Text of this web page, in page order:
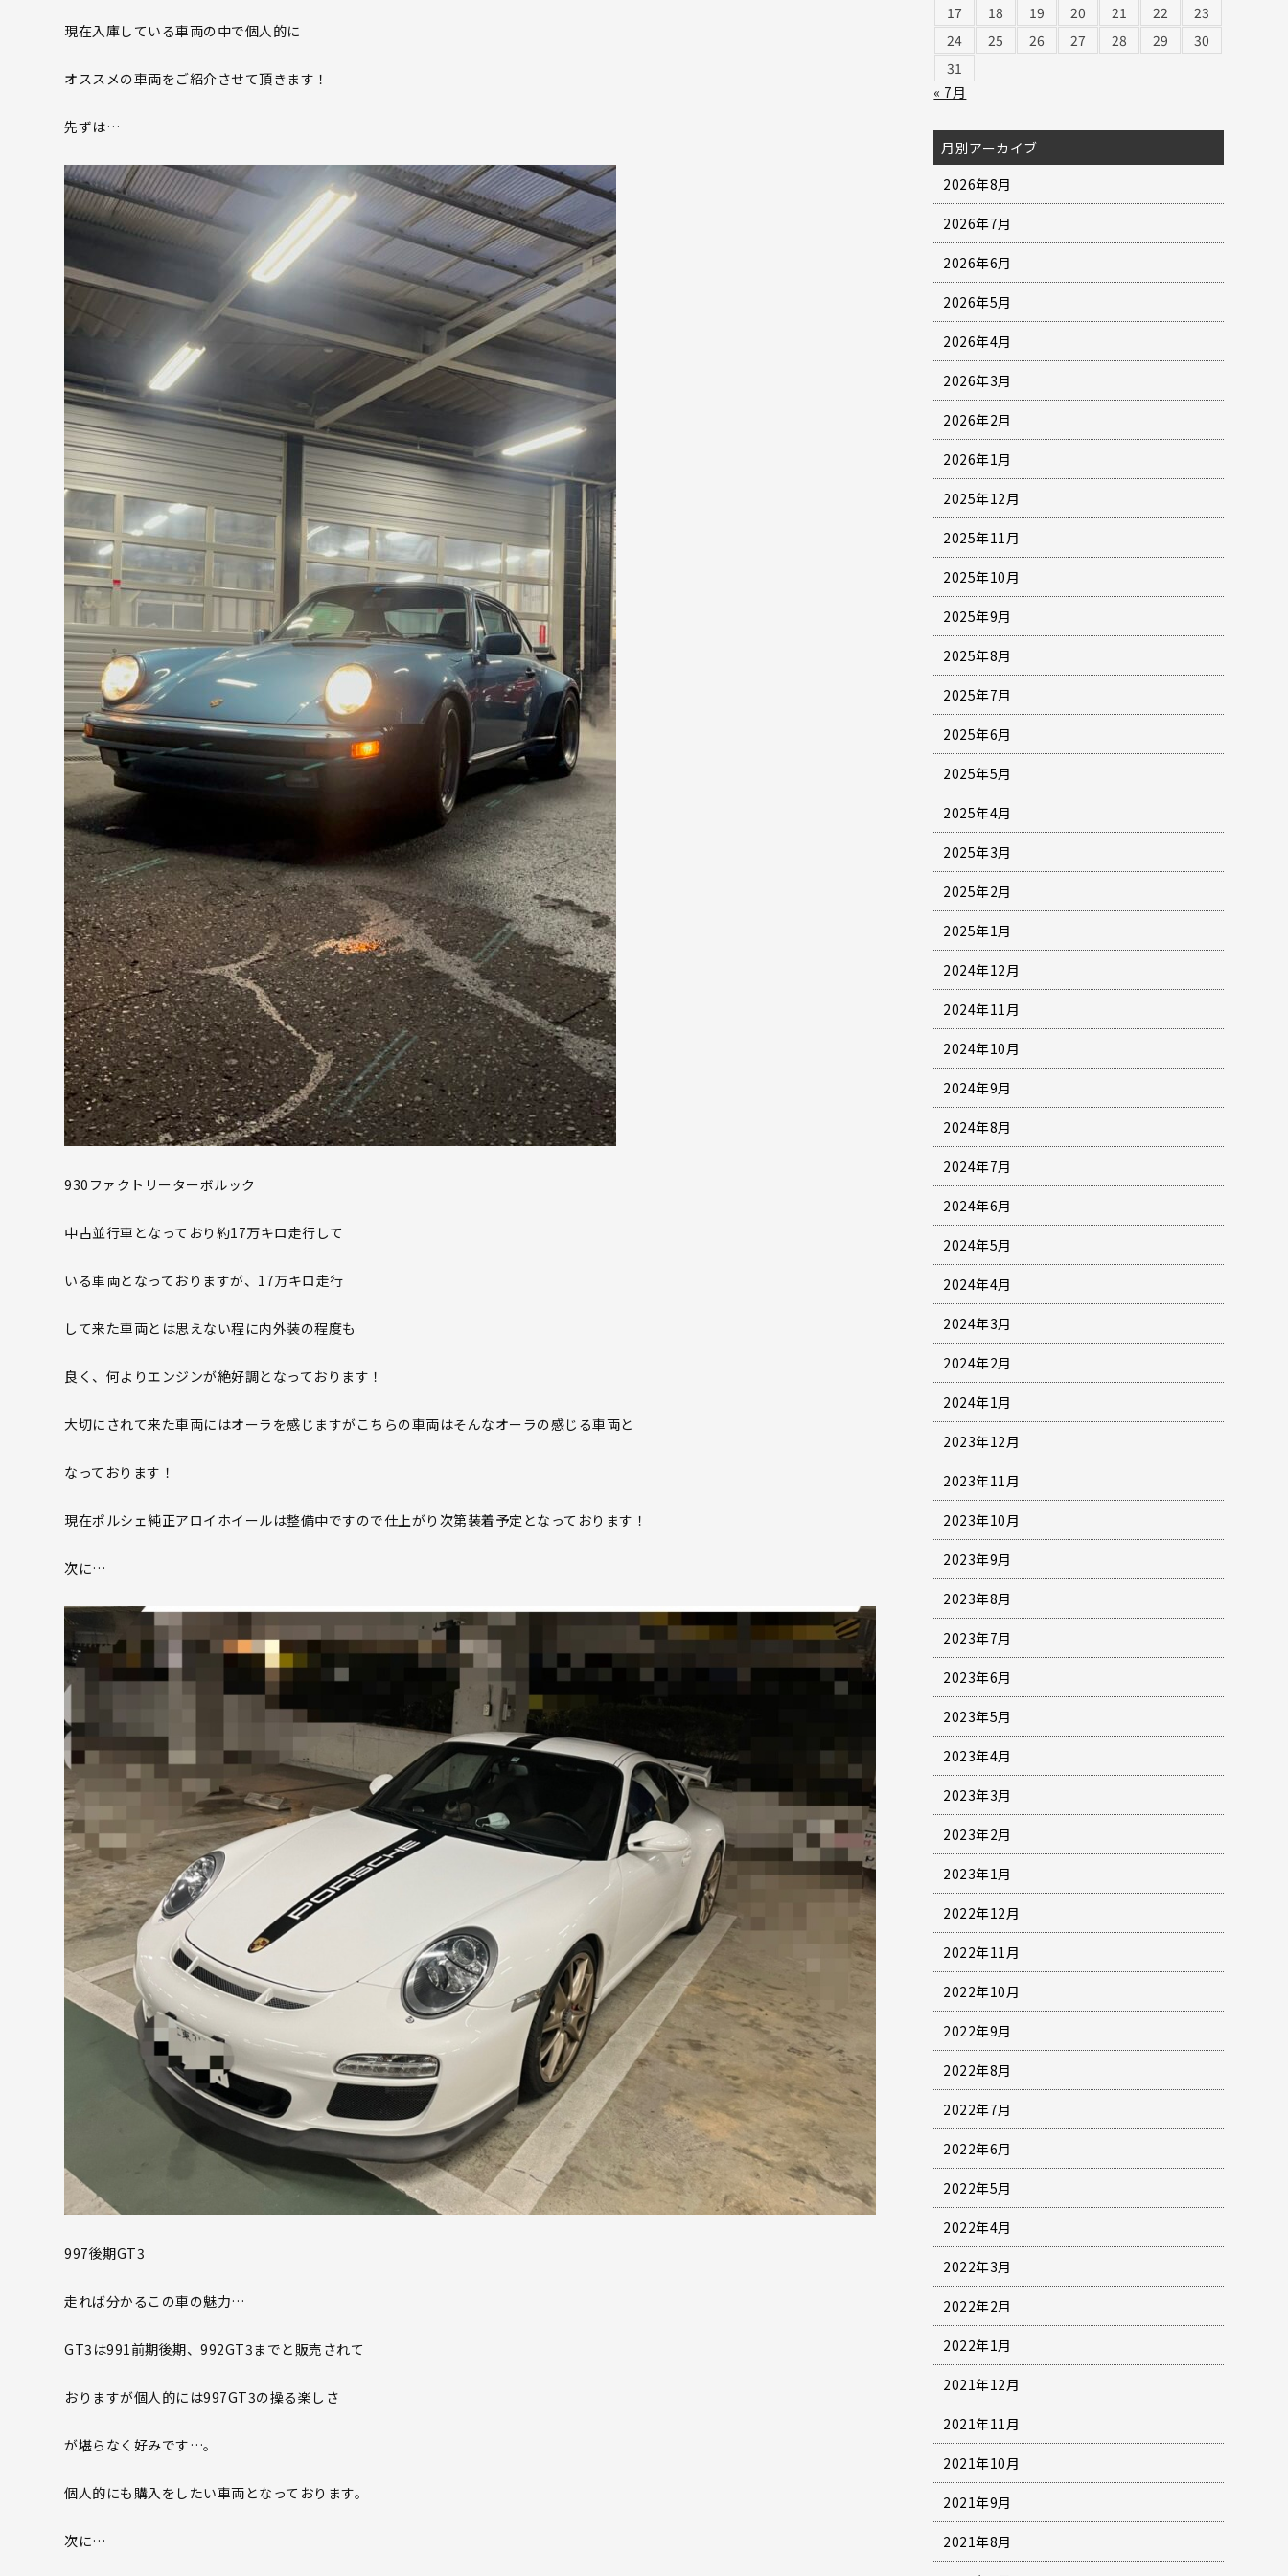
現在入庫している車両の中で個人的に
オススメの車両をご紹介させて頂きます！
先ずは…
930ファクトリーターボルック
中古並行車となっており約17万キロ走行して
いる車両となっておりますが、17万キロ走行
して来た車両とは思えない程に内外装の程度も
良く、何よりエンジンが絶好調となっております！
大切にされて来た車両にはオーラを感じますがこちらの車両はそんなオーラの感じる車両と
なっております！
現在ポルシェ純正アロイホイールは整備中ですので仕上がり次第装着予定となっております！
次に…
997後期GT3
走れば分かるこの車の魅力…
GT3は991前期後期、992GT3までと販売されて
おりますが個人的には997GT3の操る楽しさ
が堪らなく好みです…。
個人的にも購入をしたい車両となっております。
次に…
17 18 19 20 21 22
23
24
25 26 27 28 29
30
31
« 7月
月別アーカイブ
2026年8月
2026年7月
2026年6月
2026年5月
2026年4月
2026年3月
2026年2月
2026年1月
2025年12月
2025年11月
2025年10月
2025年9月
2025年8月
2025年7月
2025年6月
2025年5月
2025年4月
2025年3月
2025年2月
2025年1月
2024年12月
2024年11月
2024年10月
2024年9月
2024年8月
2024年7月
2024年6月
2024年5月
2024年4月
2024年3月
2024年2月
2024年1月
2023年12月
2023年11月
2023年10月
2023年9月
2023年8月
2023年7月
2023年6月
2023年5月
2023年4月
2023年3月
2023年2月
2023年1月
2022年12月
2022年11月
2022年10月
2022年9月
2022年8月
2022年7月
2022年6月
2022年5月
2022年4月
2022年3月
2022年2月
2022年1月
2021年12月
2021年11月
2021年10月
2021年9月
2021年8月